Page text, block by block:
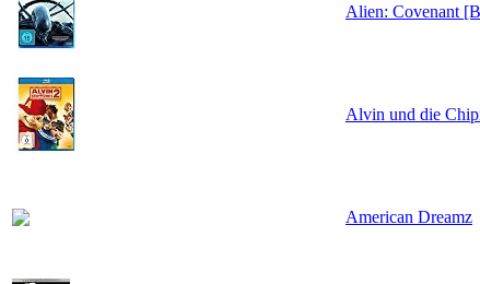
Alien: Covenant
Alvin und die
American Dreamz